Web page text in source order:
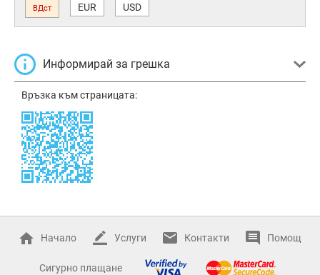
ВДст EUR USD
Информирай за грешка
Връзка към страницата:
Начало Услуги Контакти Помощ
Сигурно плащане